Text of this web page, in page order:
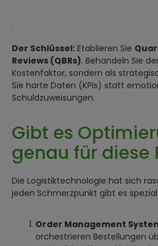
Der Schlüssel: Etablieren Sie
Reviews (QBRs). Behandeln Sie
Kostenfaktor, sondern als
Sie harte Daten (KPIs) statt
Schuldzuweisungen.
Gibt es
genau für diese
Die Logistiktechnologie hat sich
jeden Schmerzpunkt gibt es
Order Management
orchestrieren Bestellungen